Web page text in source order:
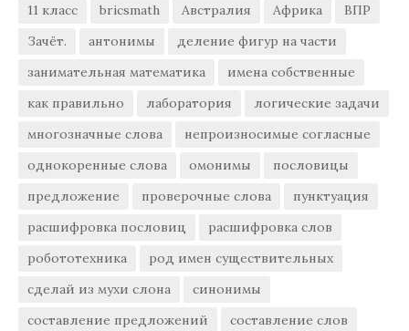
11 класс
bricsmath Австралия Африка
ВПР
Зачёт.
антонимы
деление фигур на части
занимательная математика
имена собственные
как правильно
лаборатория
логические задачи
многозначные слова
непроизносимые согласные
однокоренные слова
омонимы
пословицы
предложение
проверочные слова
пунктуация
расшифровка пословиц
расшифровка слов
робототехника
род имен существительных
сделай из мухи слона
синонимы
составление предложений
составление слов